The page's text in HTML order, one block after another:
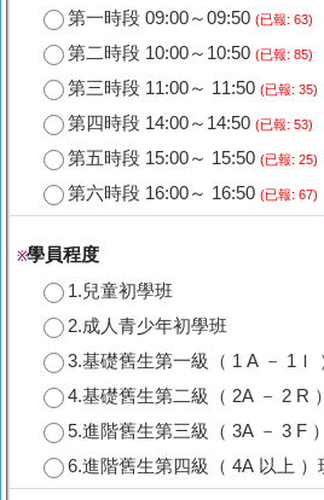
第一時段 09:00～09:50 (已報: 63)
第二時段 10:00～10:50 (已報: 85)
第三時段 11:00～ 11:50 (已報: 35)
第四時段 14:00～14:50 (已報: 53)
第五時段 15:00～ 15:50 (已報: 25)
第六時段 16:00～ 16:50 (已報: 67)
※學員程度
1.兒童初學班
2.成人青少年初學班
3.基礎舊生第一級（ 1 A － 1Ｉ
4.基礎舊生第二級（ 2A － 2 R
5.進階舊生第三級（ 3A － 3 F
6.進階舊生第四級（ 4A 以